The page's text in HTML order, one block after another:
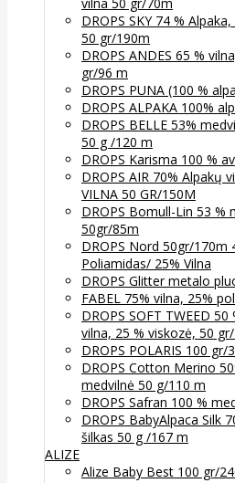
DROPS SKY 74 %
50 gr/190m
DROPS ANDES 65 %
gr/96 m
DROPS PUNA (100 %
DROPS ALPAKA 100%
DROPS BELLE 53%
50 g /120 m
DROPS Karisma 100 %
DROPS AIR 70% Alpakų
VILNA 50 GR/150M
DROPS Bomull-Lin 53 %
50gr/85m
DROPS Nord 50gr/170m
Poliamidas/ 25% Vilna
DROPS Glitter metalo
FABEL 75% vilna, 25%
DROPS SOFT TWEED
vilna, 25 % viskozė, 50
DROPS POLARIS 100 gr/
DROPS Cotton Merino
medvilnė 50 g/110 m
DROPS Safran 100 %
DROPS BabyAlpaca Silk
šilkas 50 g /167 m
ALIZE
Alize Baby Best 100 gr/